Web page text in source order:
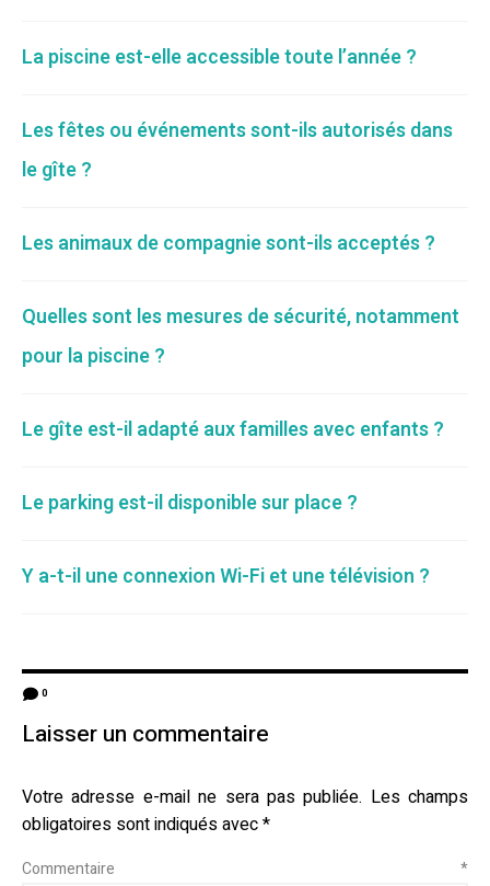
La piscine est-elle accessible toute l’année ?
Les fêtes ou événements sont-ils autorisés dans
le gîte ?
Les animaux de compagnie sont-ils acceptés ?
Quelles sont les mesures de sécurité, notamment
pour la piscine ?
Le gîte est-il adapté aux familles avec enfants ?
Le parking est-il disponible sur place ?
Y a-t-il une connexion Wi-Fi et une télévision ?
0
Laisser un commentaire
Votre adresse e-mail ne sera pas publiée. Les champs
obligatoires sont indiqués avec*
Commentaire *